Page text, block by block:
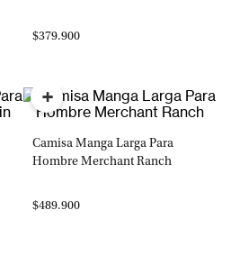
$379.900
+
Camisa Manga Larga Para
Hombre Merchant Ranch
$489.900